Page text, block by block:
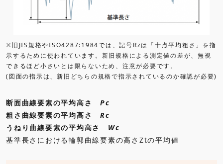
※旧JIS規格やISO4287:1984では、記号Rzは「十点平均粗さ」を指
示するために使われています。新旧規格による測定値の差が、無視
できるほど小さいとは限らないため、注意が必要です。
(図面の指示は、新旧どちらの規格で指示されているのか確認が必要)
断面曲線要素の平均高さ Pc
粗さ曲線要素の平均高さ Rc
うねり曲線要素の平均高さ Wc
基準長さにおける輪郭曲線要素の高さZtの平均値